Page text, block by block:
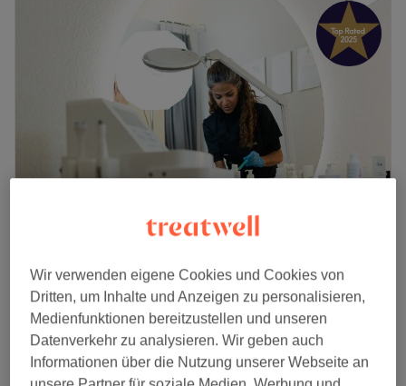
4.9
201 Bewertungen
Wallisellen
Auf Karte anzeigen
Manicure
40 Min. - 50 Min.
ab
Schnellansicht Saloninfos
Wir verwenden eigene Cookies und Cookies von
Dritten, um Inhalte und Anzeigen zu personalisieren,
Medienfunktionen bereitzustellen und unseren
Datenverkehr zu analysieren. Wir geben auch
Informationen über die Nutzung unserer Webseite an